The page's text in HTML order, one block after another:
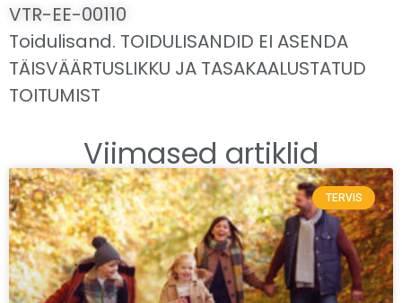
VTR-EE-00110
Toidulisand. TOIDULISANDID EI ASENDA
TÄISVÄÄRTUSLIKKU JA TASAKAALUSTATUD
TOITUMIST
Viimased artiklid
TERVIS